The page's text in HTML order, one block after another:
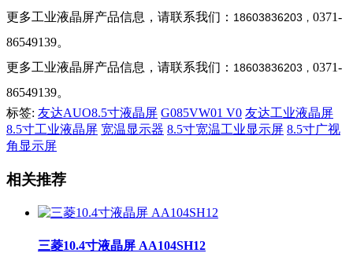
更多工业液晶屏产品信息，请联系我们： 18603836203 ， 0371-
86549139。
更多工业液晶屏产品信息，请联系我们： 18603836203 ， 0371-
86549139。
标签: 友达AUO8.5寸液晶屏 G085VW01 V0 友达工业液晶屏
8.5寸工业液晶屏 宽温显示器 8.5寸宽温工业显示屏 8.5寸广视
角显示屏
相关推荐
三菱10.4寸液晶屏 AA104SH12